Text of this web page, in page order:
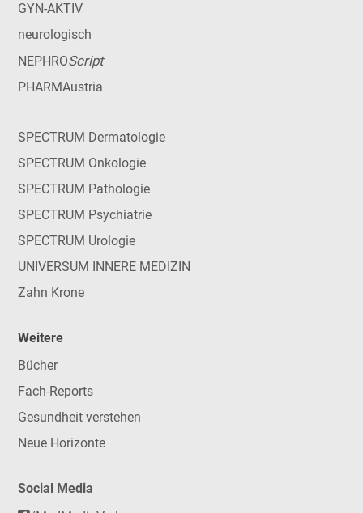
GYN-AKTIV
neurologisch
NEPHROScript
PHARMAustria
SPECTRUM Dermatologie
SPECTRUM Onkologie
SPECTRUM Pathologie
SPECTRUM Psychiatrie
SPECTRUM Urologie
UNIVERSUM INNERE MEDIZIN
Zahn Krone
Weitere
Bücher
Fach-Reports
Gesundheit verstehen
Neue Horizonte
Social Media